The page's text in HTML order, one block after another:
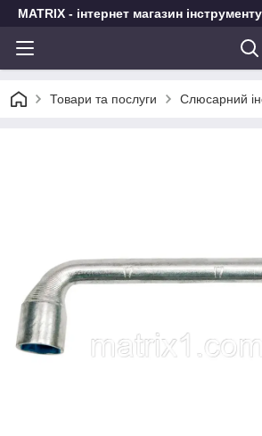
MATRIX - інтернет магазин інструменту
Товари та послуги Слюсарний